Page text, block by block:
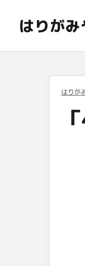
はりがみ
はりが